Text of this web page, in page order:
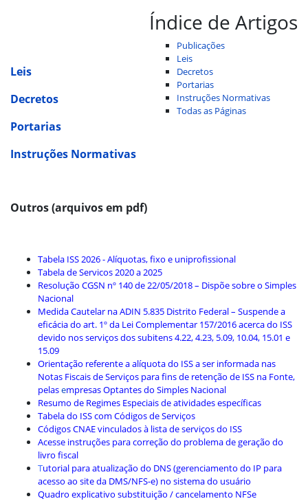
Índice de Artigos
Publicações
Leis
Decretos
Portarias
Instruções Normativas
Todas as Páginas
Leis
Decretos
Portarias
Instruções Normativas
Outros (arquivos em pdf)
Tabela ISS 2026 - Alíquotas, fixo e uniprofissional
Tabela de Servicos 2020 a 2025
Resolução CGSN nº 140 de 22/05/2018 – Dispõe sobre o Simples
Nacional
Medida Cautelar na ADIN 5.835 Distrito Federal – Suspende a
eficácia do art. 1º da Lei Complementar 157/2016 acerca do ISS
devido nos serviços dos subitens 4.22, 4.23, 5.09, 10.04, 15.01 e
15.09
Orientação referente a alíquota do ISS a ser informada nas
Notas Fiscais de Serviços para fins de retenção de ISS na Fonte,
pelasempresas Optantes do Simples Nacional
Resumo de Regimes Especiais de atividades específicas
Tabela do ISS com Códigos de Serviços
Códigos CNAE vinculados à lista de serviços do ISS
Acesse instruções para correção do problema de geração do
livro fiscal
Tutorial para atualização do DNS (gerenciamento do IP para
acesso ao site da DMS/NFS-e) no sistema do usuário
Quadro explicativo substituição / cancelamento NFSe